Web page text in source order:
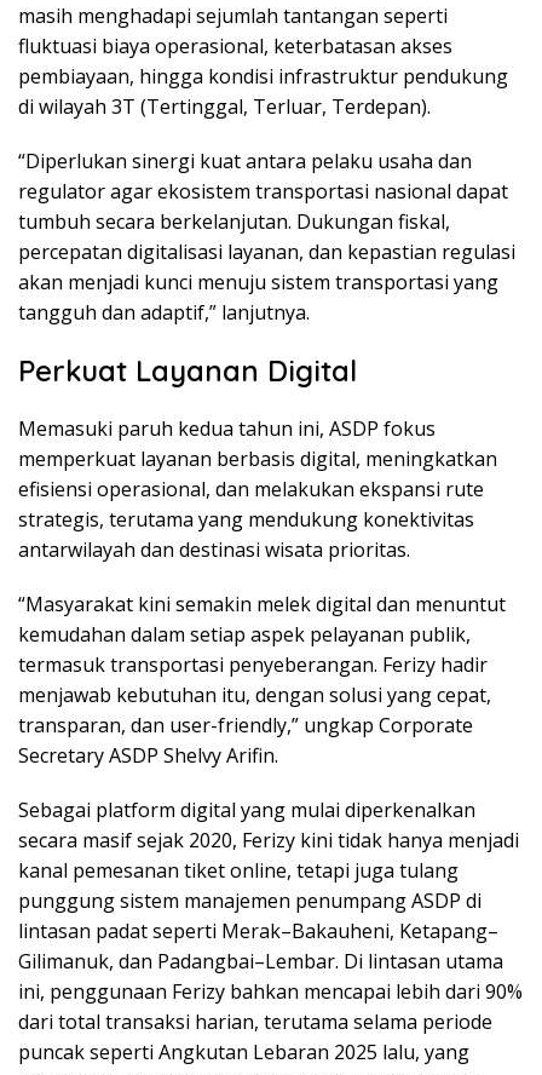
masih menghadapi sejumlah tantangan seperti
fluktuasi biaya operasional, keterbatasan akses
pembiayaan, hingga kondisi infrastruktur pendukung
di wilayah 3T (Tertinggal, Terluar, Terdepan).
“Diperlukan sinergi kuat antara pelaku usaha dan
regulator agar ekosistem transportasi nasional dapat
tumbuh secara berkelanjutan. Dukungan fiskal,
percepatan digitalisasi layanan, dan kepastian regulasi
akan menjadi kunci menuju sistem transportasi yang
tangguh dan adaptif,” lanjutnya.
Perkuat Layanan Digital
Memasuki paruh kedua tahun ini, ASDP fokus
memperkuat layanan berbasis digital, meningkatkan
efisiensi operasional, dan melakukan ekspansi rute
strategis, terutama yang mendukung konektivitas
antarwilayah dan destinasi wisata prioritas.
“Masyarakat kini semakin melek digital dan menuntut
kemudahan dalam setiap aspek pelayanan publik,
termasuk transportasi penyeberangan. Ferizy hadir
menjawab kebutuhan itu, dengan solusi yang cepat,
transparan, dan user-friendly,” ungkap Corporate
Secretary ASDP Shelvy Arifin.
Sebagai platform digital yang mulai diperkenalkan
secara masif sejak 2020, Ferizy kini tidak hanya menjadi
kanal pemesanan tiket online, tetapi juga tulang
punggung sistem manajemen penumpang ASDP di
lintasan padat seperti Merak–Bakauheni, Ketapang–
Gilimanuk, dan Padangbai–Lembar. Di lintasan utama
ini, penggunaan Ferizy bahkan mencapai lebih dari 90%
dari total transaksi harian, terutama selama periode
puncak seperti Angkutan Lebaran 2025 lalu, yang